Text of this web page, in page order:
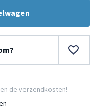
de verzendkosten!